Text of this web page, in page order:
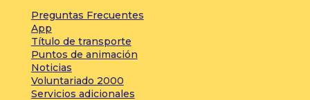
Preguntas Frecuentes
App
Título de transporte
Puntos de animación
Noticias
Voluntariado 2000
Servicios adicionales